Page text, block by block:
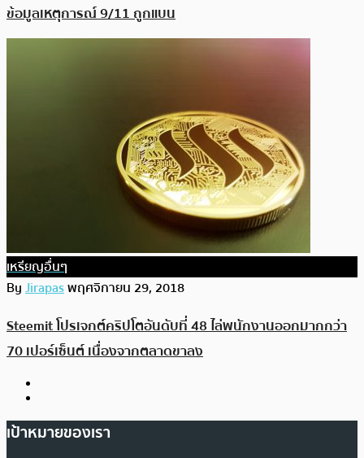
ข้อมูลเหตุการณ์ 9/11 ถูกแบน
เหรียญอื่นๆ
ByJirapasพฤศจิกายน 29, 2018
Steemit โปรเจกต์คริปโตอันดับที่ 48 ไล่พนักงานออกมากกว่า
70 เปอร์เซ็นต์ เนื่องจากตลาดขาลง
เป้าหมายของเรา